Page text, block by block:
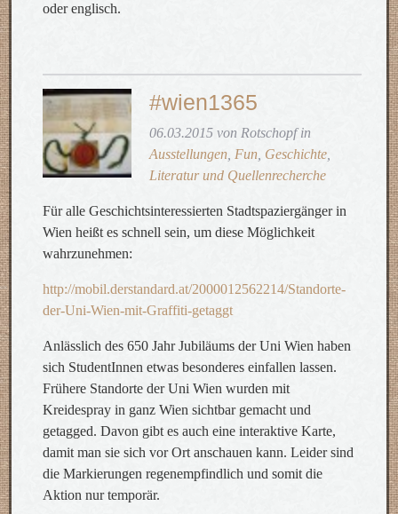
oder englisch.
#wien1365
06.03.2015 von Rotschopf in
Ausstellungen Fun Geschichte
Literatur und Quellenrecherche
Für alle Geschichtsinteressierten Stadtspaziergänger in
Wien heißt es schnell sein, um diese Möglichkeit
wahrzunehmen:
http://mobil.derstandard.at/2000012562214/Standorte-
der-Uni-Wien-mit-Graffiti-getaggt
Anlässlich des 650 Jahr Jubiläums der Uni Wien haben
sich StudentInnen etwas besonderes einfallen lassen.
Frühere Standorte der Uni Wien wurden mit
Kreidespray in ganz Wien sichtbar gemacht und
getagged. Davon gibt es auch eine interaktive Karte,
damit man sie sich vor Ort anschauen kann. Leider sind
die Markierungen regenempfindlich und somit die
Aktion nur temporär.